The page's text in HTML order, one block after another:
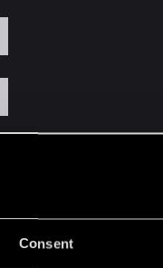
Consent